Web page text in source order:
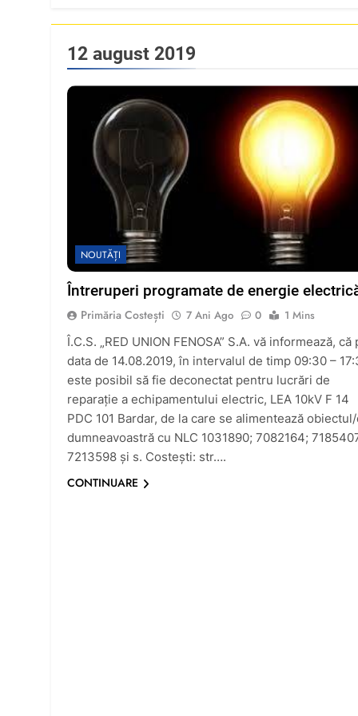
12 august 2019
NOUTĂȚI
Întreruperi programate de energie
Primăria Costești 7 Ani Ago 0
1 Mins
Î.C.S. „RED UNION FENOSA” S.A. vă informează, că
data de 14.08.2019, în intervalul de timp 09:30 –
este posibil să fie deconectat pentru lucrări de
reparaţie a echipamentului electric, LEA 10kV F 14
PDC 101 Bardar, de la care se alimentează
dumneavoastră cu NLC 1031890; 7082164;
7213598 şi s. Costeşti: str….
CONTINUARE